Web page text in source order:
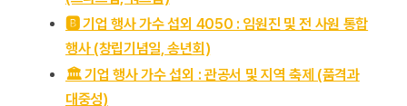
🅱️ 기업 행사 가수 섭외 4050 : 임원진 및 전 사원 통합
행사 (창립기념일, 송년회)
🏛️ 기업 행사 가수 섭외 : 관공서 및 지역 축제 (품격과
대중성)